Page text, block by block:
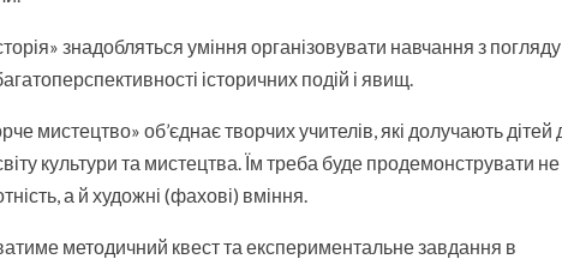
знадобляться уміння організовувати навчання з погляду
історичних подій і явищ.
мистецтво» об’єднає творчих учителів, які долучають дітей
культури та мистецтва. Їм треба буде продемонструвати не
а й художні (фахові) вміння.
методичний квест та експериментальне завдання в